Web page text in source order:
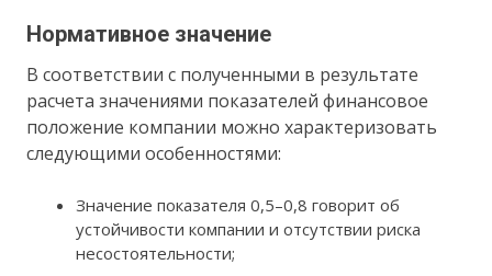
Нормативное значение
В соответствии с полученными в результате
расчета значениями показателей финансовое
положение компании можно характеризовать
следующими особенностями:
Значение показателя 0,5–0,8 говорит об
устойчивости компании и отсутствии риска
несостоятельности;